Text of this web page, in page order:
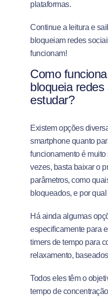
plataformas.
Continue a leitura e
bloqueiam redes
funcionam!
Como
bloqueia
estudar?
Existem opções
smartphone quanto
funcionamento é
vezes, basta baixar o
parâmetros, como
bloqueados, e por
Há ainda algumas
especificamente para
timers de tempo para
relaxamento,
Todos eles têm o
tempo de